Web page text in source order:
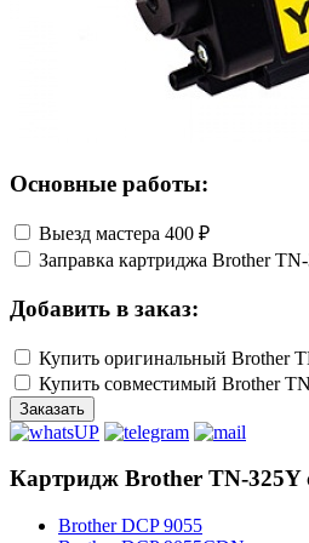
Основные работы:
Выезд мастера 400 ₽
Заправка картриджа Brother
Добавить в заказ:
Купить оригинальный Brother
Купить совместимый Brother
Заказать
Картридж Brother TN-325Y
Brother DCP 9055